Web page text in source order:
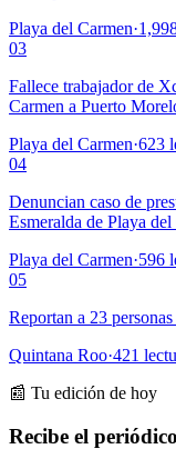
Playa del Carmen·
03
Fallece trabajador de
Carmen a Puerto
Playa del Carmen·623
04
Denuncian caso de
Esmeralda de Playa del
Playa del Carmen·596
05
Reportan a 23
Quintana Roo·421
📰 Tu edición de hoy
Recibe el